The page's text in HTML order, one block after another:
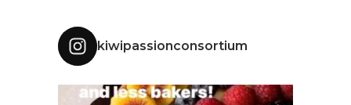
kiwipassionconsortium